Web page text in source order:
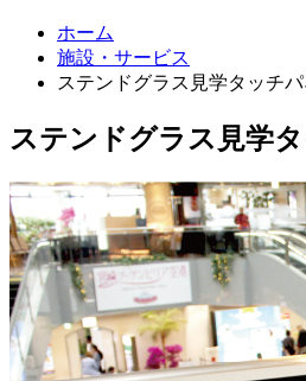
ホーム
施設・サービス
ステンドグラス見学タッチ
ステンドグラス見学